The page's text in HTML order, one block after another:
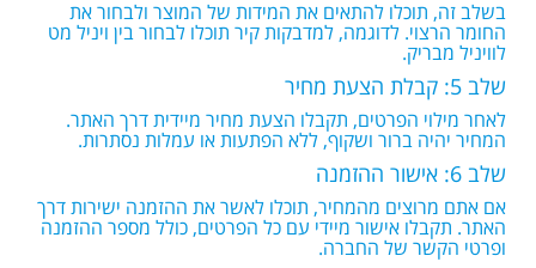
בשלב זה, תוכלו להתאים את המידות של המוצר ולבחור את
החומר הרצוי. לדוגמה, למדבקות קיר תוכלו לבחור בין ויניל מט
לוויניל מבריק.
שלב 5: קבלת הצעת מחיר
לאחר מילוי הפרטים, תקבלו הצעת מחיר מיידית דרך האתר.
המחיר יהיה ברור ושקוף, ללא הפתעות או עמלות נסתרות.
שלב 6: אישור ההזמנה
אם אתם מרוצים מהמחיר, תוכלו לאשר את ההזמנה ישירות דרך
האתר. תקבלו אישור מיידי עם כל הפרטים, כולל מספר ההזמנה
ופרטי הקשר של החברה.